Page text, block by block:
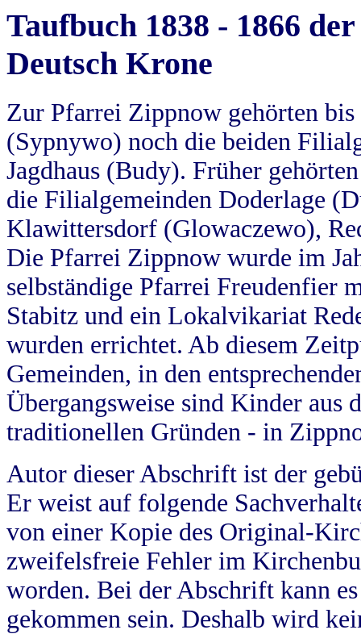
Taufbuch 1838 - 1866
Deutsch Krone
Zur Pfarrei Zippnow gehörten
(Sypnywo) noch die beiden
Jagdhaus (Budy). Früher
die Filialgemeinden Doderlage
Klawittersdorf (Glowaczewo),
Die Pfarrei Zippnow wurde im
selbständige Pfarrei Freudenfier
Stabitz und ein Lokalvikariat
wurden errichtet. Ab diesem
Gemeinden, in den
Übergangsweise sind Kinder aus
traditionellen Gründen - in
Autor dieser Abschrift ist der
Er weist auf folgende
von einer Kopie des Original-
zweifelsfreie Fehler im
worden. Bei der Abschrift kann
gekommen sein. Deshalb wird